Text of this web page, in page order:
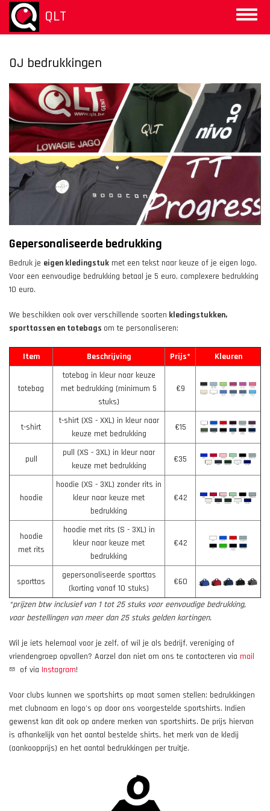
Overslaan
naar
inhoud
Toggle
QLT
OJ bedrukkingen
Gepersonaliseerde bedrukking
Bedruk je eigen kledingstuk met een tekst naar keuze of je eigen logo.
Voor een eenvoudige bedrukking betaal je 5 euro, complexere bedrukking
10 euro.
We beschikken ook over verschillende soorten kledingstukken,
sporttassen en totebags om te personaliseren:
Item Beschrijving Prijs* Kleuren
totebag
totebag in kleur naar keuze
met bedrukking (minimum 5
stuks)
€9
t-shirt
t-shirt (XS - XXL) in kleur naar
keuze met bedrukking
€15
pull
pull (XS - 3XL) in kleur naar
keuze met bedrukking
€35
hoodie
hoodie (XS - 3XL) zonder rits in
kleur naar keuze met
bedrukking
€42
hoodie
met rits
hoodie met rits (S - 3XL) in
kleur naar keuze met
bedrukking
€42
sporttas
gepersonaliseerde sporttas
(korting vanaf 10 stuks)
€60
*prijzen btw inclusief van 1 tot 25 stuks voor eenvoudige bedrukking,
voor bestellingen van meer dan 25 stuks gelden kortingen.
Wil je iets helemaal voor je zelf, of wil je als bedrijf, vereniging of
vriendengroep opvallen? Aarzel dan niet om ons te contacteren via mail
of via Instagram!
Voor clubs kunnen we sportshirts op maat samen stellen: bedrukkingen
met clubnaam en logo's op door ons voorgestelde sportshirts. Indien
gewenst kan dit ook op andere merken van sportshirts. De prijs hiervan
is afhankelijk van het aantal bestelde shirts, het merk van de kledij
(aankoopprijs) en het aantal bedrukkingen per truitje.